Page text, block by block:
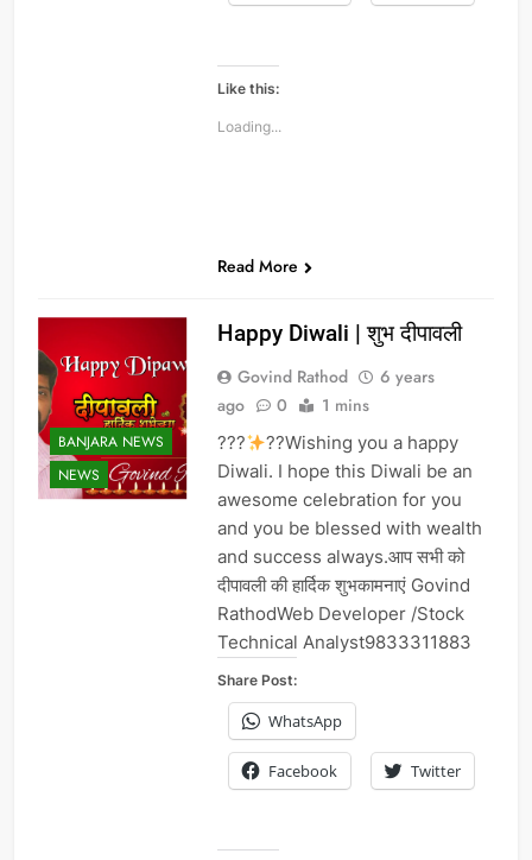
Like this:
Loading...
Read More
BANJARA NEWS
NEWS
Happy Diwali | शुभ दीपावली
Govind Rathod
6 years
ago
0 1 mins
??? ??Wishing you a happy
Diwali. I hope this Diwali be an
awesome celebration for you
and you be blessed with wealth
and success always.आप सभी को
दीपावली की हार्दिक शुभकामनाएं Govind
RathodWeb Developer /Stock
Technical Analyst9833311883
Share Post:
WhatsApp
Facebook Twitter